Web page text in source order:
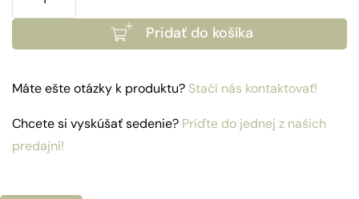
Athen
Pridať do košíka
Máte ešte otázky k produktu? Stačí nás kontaktovať!
Chcete si vyskúšať sedenie? Príďte do jednej z našich
predajní!